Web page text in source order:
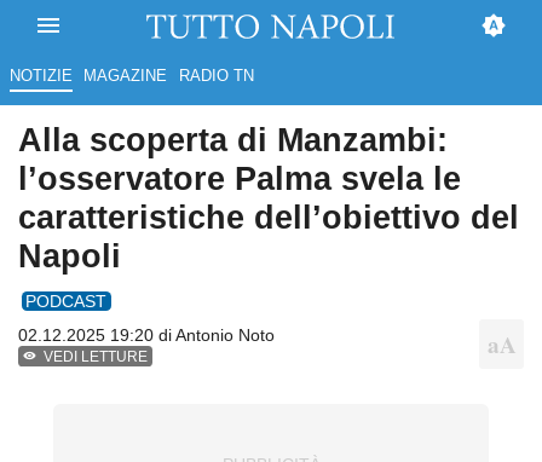
NOTIZIE MAGAZINE RADIO TN
Alla scoperta di Manzambi:
l’osservatore Palma svela le
caratteristiche dell’obiettivo del
Napoli
PODCAST
02.12.2025 19:20 diAntonio Noto
VEDI LETTURE